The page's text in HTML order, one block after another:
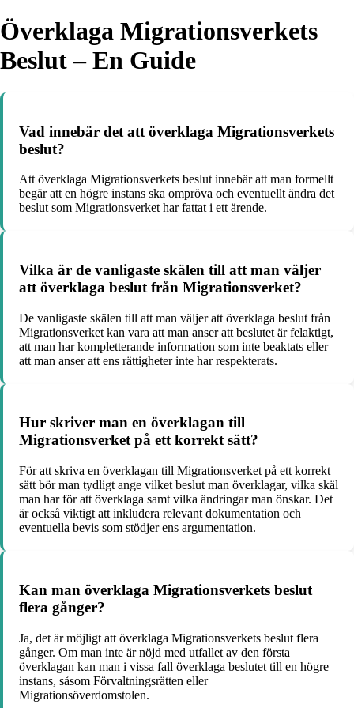
Överklaga Migrationsverkets
Beslut – En Guide
Vad innebär det att överklaga Migrationsverkets
beslut?
Att överklaga Migrationsverkets beslut innebär att man formellt
begär att en högre instans ska ompröva och eventuellt ändra det
beslut som Migrationsverket har fattat i ett ärende.
Vilka är de vanligaste skälen till att man väljer
att överklaga beslut från Migrationsverket?
De vanligaste skälen till att man väljer att överklaga beslut från
Migrationsverket kan vara att man anser att beslutet är felaktigt,
att man har kompletterande information som inte beaktats eller
att man anser att ens rättigheter inte har respekterats.
Hur skriver man en överklagan till
Migrationsverket på ett korrekt sätt?
För att skriva en överklagan till Migrationsverket på ett korrekt
sätt bör man tydligt ange vilket beslut man överklagar, vilka skäl
man har för att överklaga samt vilka ändringar man önskar. Det
är också viktigt att inkludera relevant dokumentation och
eventuella bevis som stödjer ens argumentation.
Kan man överklaga Migrationsverkets beslut
flera gånger?
Ja, det är möjligt att överklaga Migrationsverkets beslut flera
gånger. Om man inte är nöjd med utfallet av den första
överklagan kan man i vissa fall överklaga beslutet till en högre
instans, såsom Förvaltningsrätten eller
Migrationsöverdomstolen.